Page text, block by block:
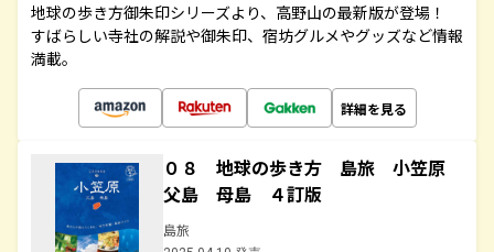
地球の歩き方御朱印シリーズより、高野山の最新版が登場！
すばらしい寺社の解説や御朱印、宿坊グルメやグッズなど情報
満載。
詳細を見る
０８ 地球の歩き方 島旅 小笠原
父島 母島 ４訂版
島旅